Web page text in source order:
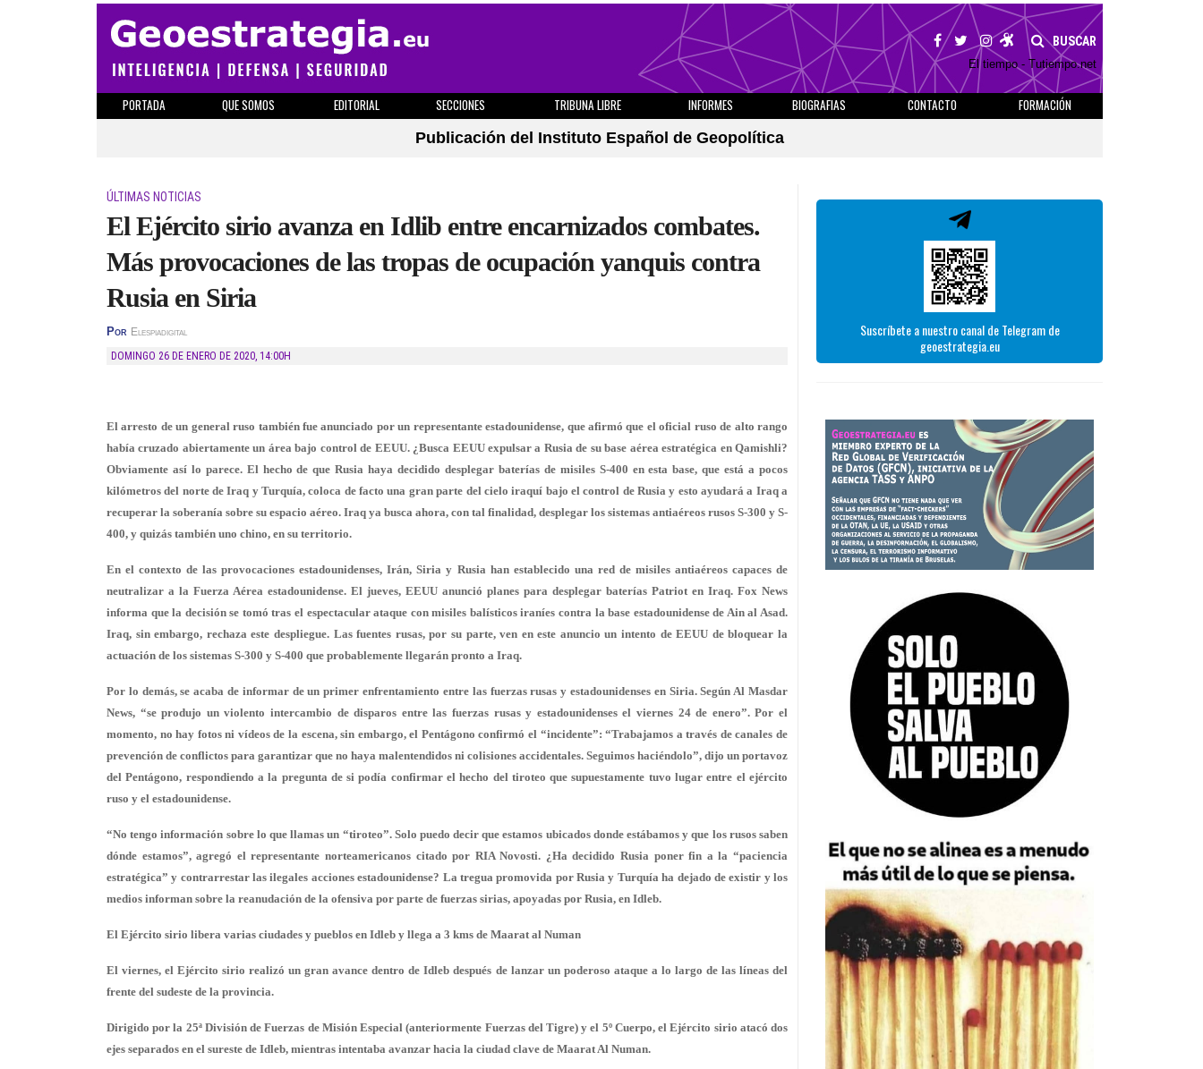
BUSCAR
El tiempo - Tutiempo.net
PORTADA QUE SOMOS EDITORIAL SECCIONES TRIBUNA LIBRE INFORMES BIOGRAFIAS CONTACTO
FORMACIÓN
Publicación del Instituto Español de Geopolítica
ÚLTIMAS NOTICIAS
El Ejército sirio avanza en Idlib entre encarnizados combates.
Más provocaciones de las tropas de ocupación yanquis contra
Rusia en Siria
Por Elespiadigital
DOMINGO 26 DE ENERO DE 2020, 14:00H
El arresto de un general ruso también fue anunciado por un representante estadounidense, que afirmó que el oficial ruso de alto rango
había cruzado abiertamente un área bajo control de EEUU. ¿Busca EEUU expulsar a Rusia de su base aérea estratégica en Qamishli?
Obviamente así lo parece. El hecho de que Rusia haya decidido desplegar baterías de misiles S-400 en esta base, que está a pocos
kilómetros del norte de Iraq y Turquía, coloca de facto una gran parte del cielo iraquí bajo el control de Rusia y esto ayudará a Iraq a
recuperar la soberanía sobre su espacio aéreo. Iraq ya busca ahora, con tal finalidad, desplegar los sistemas antiaéreos rusos S-300 y S-
400, y quizás también uno chino, en su territorio.
En el contexto de las provocaciones estadounidenses, Irán, Siria y Rusia han establecido una red de misiles antiaéreos capaces de
neutralizar a la Fuerza Aérea estadounidense. El jueves, EEUU anunció planes para desplegar baterías Patriot en Iraq. Fox News
informa que la decisión se tomó tras el espectacular ataque con misiles balísticos iraníes contra la base estadounidense de Ain al Asad.
Iraq, sin embargo, rechaza este despliegue. Las fuentes rusas, por su parte, ven en este anuncio un intento de EEUU de bloquear la
actuación de los sistemas S-300 y S-400 que probablemente llegarán pronto a Iraq.
Por lo demás, se acaba de informar de un primer enfrentamiento entre las fuerzas rusas y estadounidenses en Siria. Según Al Masdar
News, “se produjo un violento intercambio de disparos entre las fuerzas rusas y estadounidenses el viernes 24 de enero”. Por el
momento, no hay fotos ni vídeos de la escena, sin embargo, el Pentágono confirmó el “incidente”: “Trabajamos a través de canales de
prevención de conflictos para garantizar que no haya malentendidos ni colisiones accidentales. Seguimos haciéndolo”, dijo un portavoz
del Pentágono, respondiendo a la pregunta de si podía confirmar el hecho del tiroteo que supuestamente tuvo lugar entre el ejército
ruso y el estadounidense.
“No tengo información sobre lo que llamas un “tiroteo”. Solo puedo decir que estamos ubicados donde estábamos y que los rusos saben
dónde estamos”, agregó el representante norteamericanos citado por RIA Novosti. ¿Ha decidido Rusia poner fin a la “paciencia
estratégica” y contrarrestar las ilegales acciones estadounidense? La tregua promovida por Rusia y Turquía ha dejado de existir y los
medios informan sobre la reanudación de la ofensiva por parte de fuerzas sirias, apoyadas por Rusia, en Idleb.
El Ejército sirio libera varias ciudades y pueblos en Idleb y llega a 3 kms de Maarat al Numan
El viernes, el Ejército sirio realizó un gran avance dentro de Idleb después de lanzar un poderoso ataque a lo largo de las líneas del
frente del sudeste de la provincia.
Dirigido por la 25ª División de Fuerzas de Misión Especial (anteriormente Fuerzas del Tigre) y el 5º Cuerpo, el Ejército sirio atacó dos
ejes separados en el sureste de Idleb, mientras intentaba avanzar hacia la ciudad clave de Maarat Al Numan.
Suscríbete a nuestro canal de Telegram de
geoestrategia.eu